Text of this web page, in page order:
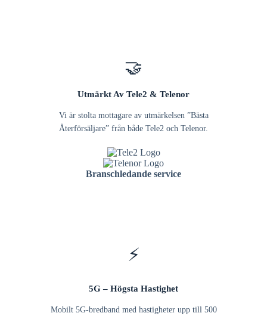
🤝
Utmärkt Av Tele2 & Telenor
Vi är stolta mottagare av utmärkelsen ”Bästa
Återförsäljare” från både Tele2 och Telenor.
Branschledande service
⚡
5G – Högsta Hastighet
Mobilt 5G-bredband med hastigheter upp till 500